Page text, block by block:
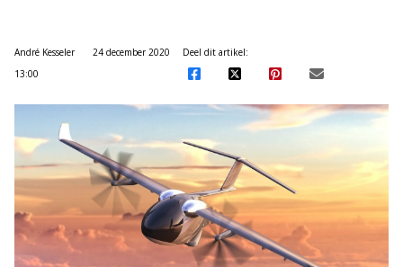
André Kesseler
24 december 2020
13:00
Deel dit artikel: